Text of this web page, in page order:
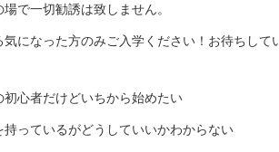
場で一切勧誘は致しません。
気になった方のみご入学ください！お待ちして
初心者だけどいちから始めたい
持っているがどうしていいかわからない